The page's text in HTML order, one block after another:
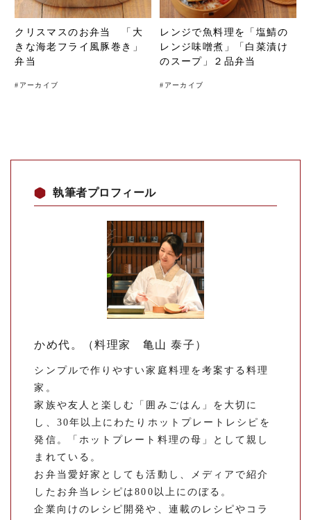
クリスマスのお弁当 「大
きな海老フライ風豚巻き」
弁当
# アーカイブ
レンジで魚料理を「塩鯖の
レンジ味噌煮」「白菜漬け
のスープ」２品弁当
# アーカイブ
執筆者プロフィール
かめ代。（料理家 亀山 泰子）
シンプルで作りやすい家庭料理を考案する料理
家。
家族や友人と楽しむ「囲みごはん」を大切に
し、30年以上にわたりホットプレートレシピを
発信。「ホットプレート料理の母」として親し
まれている。
お弁当愛好家としても活動し、メディアで紹介
したお弁当レシピは800以上にのぼる。
企業向けのレシピ開発や、連載のレシピやコラ